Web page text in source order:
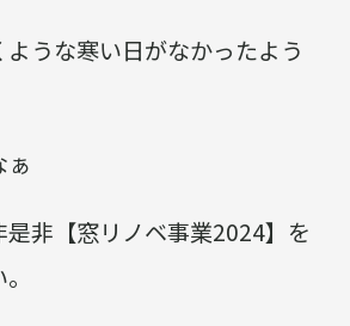
うな寒い日がなかったよう
是非【窓リノベ事業2024】を